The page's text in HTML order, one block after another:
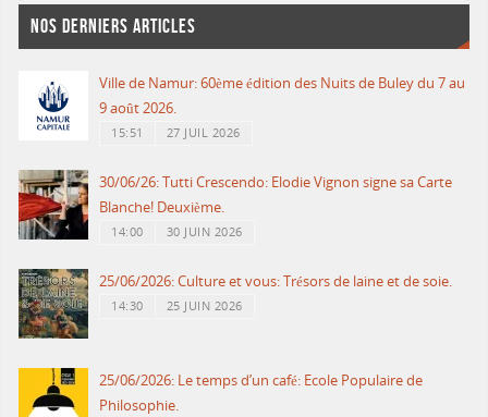
NOS DERNIERS ARTICLES
Ville de Namur: 60ème édition des Nuits de Buley du 7 au
9 août 2026.
15:51 27 JUIL 2026
30/06/26: Tutti Crescendo: Elodie Vignon signe sa Carte
Blanche! Deuxième.
14:00 30 JUIN 2026
25/06/2026: Culture et vous: Trésors de laine et de soie.
14:30 25 JUIN 2026
25/06/2026: Le temps d’un café: Ecole Populaire de
Philosophie.